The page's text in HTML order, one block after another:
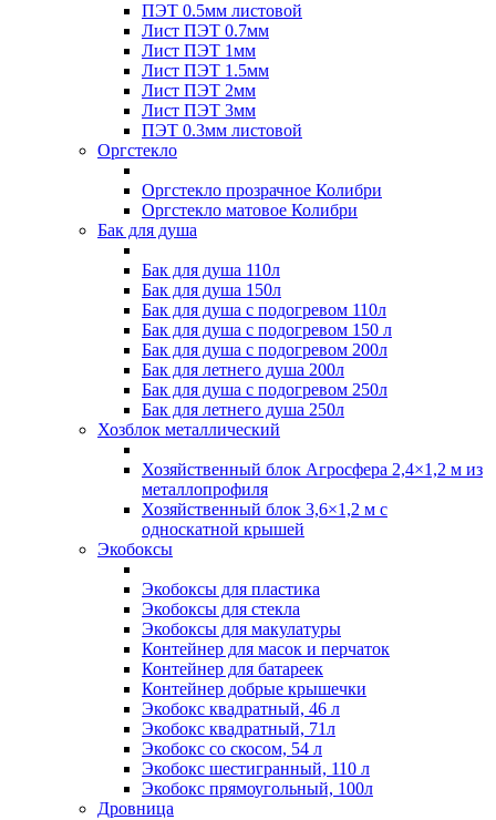
ПЭТ 0.5мм листовой
Лист ПЭТ 0.7мм
Лист ПЭТ 1мм
Лист ПЭТ 1.5мм
Лист ПЭТ 2мм
Лист ПЭТ 3мм
ПЭТ 0.3мм листовой
Оргстекло
Оргстекло прозрачное Колибри
Оргстекло матовое Колибри
Бак для душа
Бак для душа 110л
Бак для душа 150л
Бак для душа с подогревом 110л
Бак для душа с подогревом 150 л
Бак для душа с подогревом 200л
Бак для летнего душа 200л
Бак для душа с подогревом 250л
Бак для летнего душа 250л
Хозблок металлический
Хозяйственный блок Агросфера 2,4×1,2 м из
металлопрофиля
Хозяйственный блок 3,6×1,2 м с
односкатной крышей
Экобоксы
Экобоксы для пластика
Экобоксы для стекла
Экобоксы для макулатуры
Контейнер для масок и перчаток
Контейнер для батареек
Контейнер добрые крышечки
Экобокс квадратный, 46 л
Экобокс квадратный, 71л
Экобокс со скосом, 54 л
Экобокс шестигранный, 110 л
Экобокс прямоугольный, 100л
Дровница